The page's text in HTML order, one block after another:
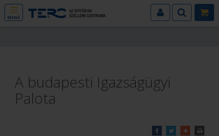
MENÜ
A budapesti Igazságügyi
Palota